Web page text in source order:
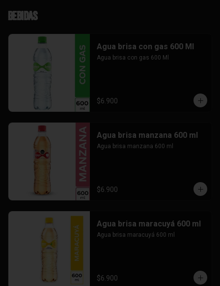
Bebidas
Agua brisa con gas 600 Ml
Agua brisa con gas 600 Ml
$6.900
Agua brisa manzana 600 ml
Agua brisa manzana 600 ml
$6.900
Agua brisa maracuyá 600 ml
Agua brisa maracuyá 600 ml
$6.900